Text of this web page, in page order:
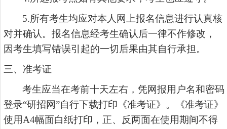
5.所有考生均应对本人网上报名信息进行认真核
对并确认。报名信息经考生确认后一律不作修改，
因考生填写错误引起的一切后果由其自行承担。
三、准考证
考生应当在考前十天左右，凭网报用户名和密码
登录“研招网”自行下载打印《准考证》。《准考证》
使用A4幅面白纸打印，正、反两面在使用期间不得